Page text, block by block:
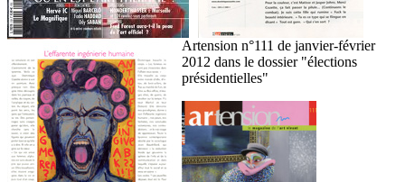
Artension n°111 de janvier-février
2012 dans le dossier "élections
présidentielles"